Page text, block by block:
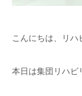
こんにちは、リハ
本日は集団リハビ